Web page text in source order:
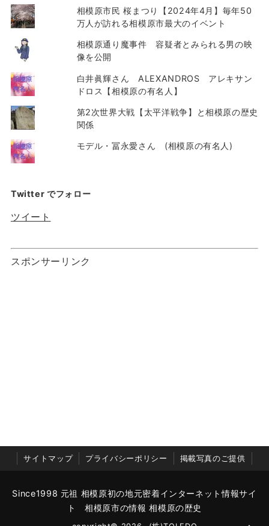
相模原市民 桜まつり【2024年4月】毎年50
万人が訪れる相模原市最大のイベント
相模原通り魔事件 容疑者とみられる男の映
像を公開
白井眞輝さん ALEXANDROS アレキサン
ドロス【相模原の有名人】
第2次世界大戦【太平洋戦争】と相模原の歴史
関係
モデル・冨永愛さん (相模原の有名人)
Twitter でフォロー
ツイート
スポンサーリンク
サイトマップ プライバシーポリシー 掲載写真のご提供
Since1998 元祖 相模原初の地元密着インターネット情報サイ
ト 相模原市の情報 相模原の歴史